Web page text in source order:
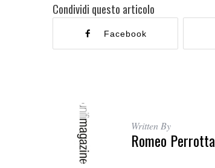
Condividi questo articolo
Facebook
Written By
Romeo Perrotta